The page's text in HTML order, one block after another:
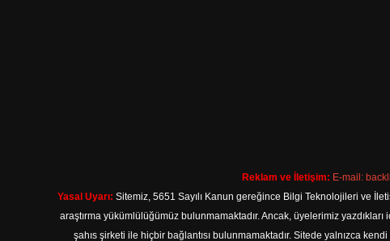
Reklam ve İletişim: E-mail:
Yasal Uyarı: Sitemiz, 5651 Sayılı Kanun gereğince Bilgi Teknolojileri ve
araştırma yükümlülüğümüz bulunmamaktadır. Ancak, üyelerimiz
şahıs şirketi ile hiçbir bağlantısı bulunmamaktadır. Sitede yalnızca